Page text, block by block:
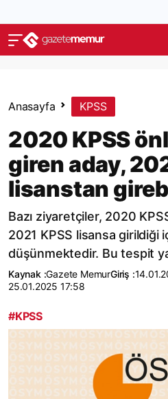
Anasayfa KPSS
2020 KPSS
giren aday,
lisanstan
Bazı ziyaretçiler, 2020
2021 KPSS lisansa girildiği
düşünmektedir. Bu tespit
Kaynak :Gazete MemurGiriş :
25.01.2025 17:58
#KPSS